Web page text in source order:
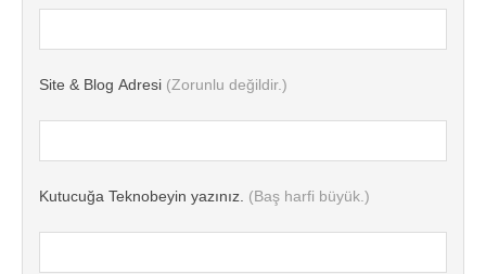
Site & Blog Adresi (Zorunlu değildir.)
Kutucuğa Teknobeyin yazınız. (Baş harfi büyük.)